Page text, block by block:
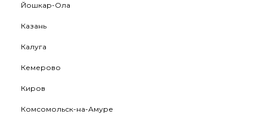
Йошкар-Ола
Казань
Калуга
Кемерово
Киров
Комсомольск-на-Амуре